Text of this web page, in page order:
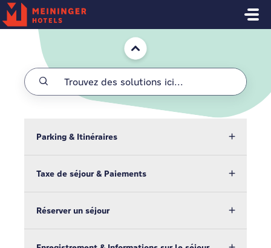
Passer au contenu principal
Accueil
Parking & Itinéraires
Taxe de séjour & Paiements
Réserver un séjour